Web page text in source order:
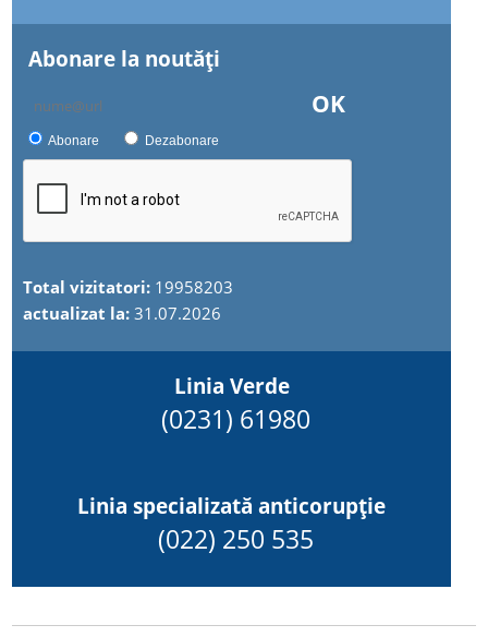
Abonare la noutăţi
OK
Abonare Dezabonare
Total vizitatori: 19958203
actualizat la:31.07.2026
Linia Verde
(0231) 61980
Linia specializată anticorupție
(022) 250 535